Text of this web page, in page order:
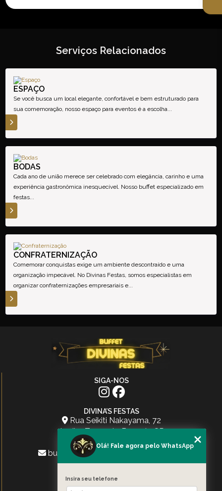
Serviços Relacionados
ESPAÇO
Se você busca um local elegante, confortável e bem estruturado para
sua comemoração, nosso espaço para eventos é a escolha...
BODAS
Cada ano de união merece ser celebrado com elegância, carinho e uma
experiência gastronômica inesquecível. Nosso buffet especializado em
festas...
CONFRATERNIZAÇÃO
Comemorar conquistas exige um ambiente descontraído e uma
organização impecável. No Divinas Festas, somos especialistas em
organizar confraternizações empresariais e...
SIGA-NOS
DIVINA’S FESTAS
Rua Seikiti Nakayama, 72
Jardim Tupanci - Barueri - SP
(11) 96775-0923
buffetdivinasfestasoficial@gmail.com
HOME
Olá! Fale agora pelo WhatsApp
Insira seu telefone